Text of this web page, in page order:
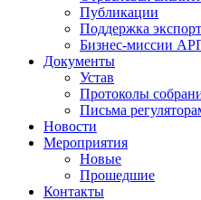
Публикации
Поддержка
Бизнес-миссии
Документы
Устав
Протоколы
Письма
Новости
Мероприятия
Новые
Прошедшие
Контакты